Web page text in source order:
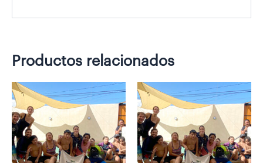
Productos relacionados